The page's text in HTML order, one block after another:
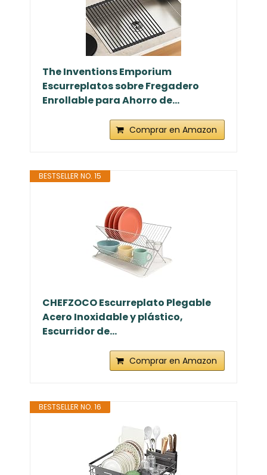
The Inventions Emporium
Escurreplatos sobre Fregadero
Enrollable para Ahorro de...
Comprar en Amazon
BESTSELLER NO. 15
CHEFZOCO Escurreplato Plegable
Acero Inoxidable y plástico,
Escurridor de...
Comprar en Amazon
BESTSELLER NO. 16